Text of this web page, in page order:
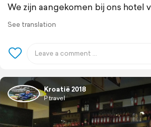
We zijn aangekomen bij ons hotel
See translation
Kroatië 2018
P travel